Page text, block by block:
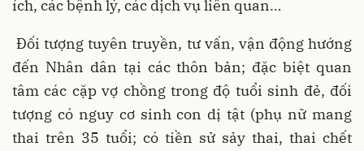
ích, các bệnh lý, các dịch vụ liên quan…
Đối tượng tuyên truyền, tư vấn, vận động hướng
đến Nhân dân tại các thôn bản; đặc biệt quan
tâm các cặp vợ chồng trong độ tuổi sinh đẻ, đối
tượng có nguy cơ sinh con dị tật (phụ nữ mang
thai trên 35 tuổi; có tiền sử sảy thai, thai chết